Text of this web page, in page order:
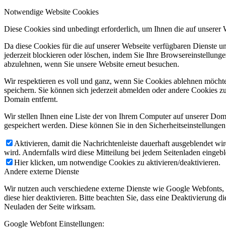
Notwendige Website Cookies
Diese Cookies sind unbedingt erforderlich, um Ihnen die auf
Da diese Cookies für die auf unserer Webseite verfügbaren Dienste
jederzeit blockieren oder löschen, indem Sie Ihre
abzulehnen, wenn Sie unsere Website erneut besuchen.
Wir respektieren es voll und ganz, wenn Sie Cookies ablehnen
speichern. Sie können sich jederzeit abmelden oder andere Cookies
Domain entfernt.
Wir stellen Ihnen eine Liste der von Ihrem Computer auf unserer
gespeichert werden. Diese können Sie in den
Aktivieren, damit die Nachrichtenleiste dauerhaft ausgeblendet
wird. Andernfalls wird diese Mitteilung bei jedem Seitenladen
Hier klicken, um notwendige Cookies zu aktivieren/deaktivieren.
Andere externe Dienste
Wir nutzen auch verschiedene externe Dienste wie Google
diese hier deaktivieren. Bitte beachten Sie, dass eine Deaktivierung
Neuladen der Seite wirksam.
Google Webfont Einstellungen: